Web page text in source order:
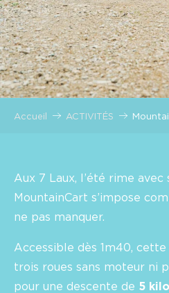
Accueil ACTIVITÉS
Aux 7 Laux, l’été rime avec
MountainCart s’impose
ne pas manquer.
Accessible dès 1m40,
trois roues sans moteur ni
pour une descente de 5